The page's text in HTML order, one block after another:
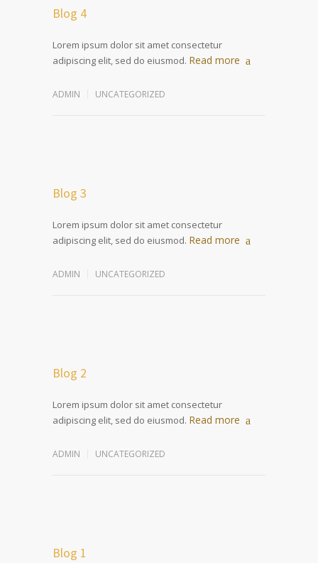
Blog 4
Lorem ipsum dolor sit amet consectetur
adipiscing elit, sed do eiusmod. Read more
ADMIN UNCATEGORIZED
Blog 3
Lorem ipsum dolor sit amet consectetur
adipiscing elit, sed do eiusmod. Read more
ADMIN UNCATEGORIZED
Blog 2
Lorem ipsum dolor sit amet consectetur
adipiscing elit, sed do eiusmod. Read more
ADMIN UNCATEGORIZED
Blog 1